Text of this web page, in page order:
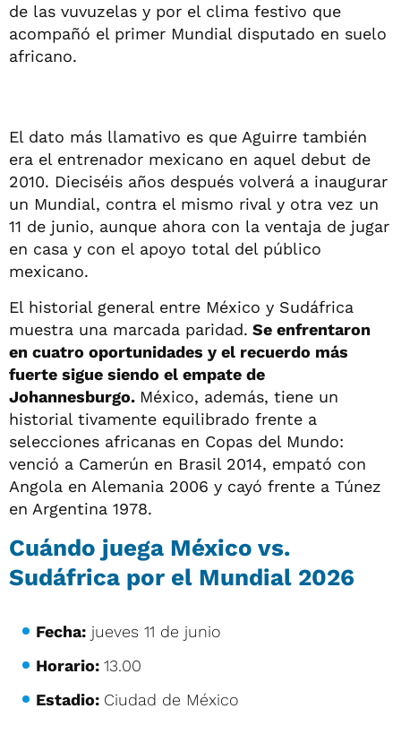
de las vuvuzelas y por el clima festivo que
acompañó el primer Mundial disputado en suelo
africano.
El dato más llamativo es que Aguirre también
era el entrenador mexicano en aquel debut de
2010. Dieciséis años después volverá a inaugurar
un Mundial, contra el mismo rival y otra vez un
11 de junio, aunque ahora con la ventaja de jugar
en casa y con el apoyo total del público
mexicano.
El historial general entre México y Sudáfrica
muestra una marcada paridad. Se enfrentaron
en cuatro oportunidades y el recuerdo más
fuerte sigue siendo el empate de
Johannesburgo. México, además, tiene un
historial tivamente equilibrado frente a
selecciones africanas en Copas del Mundo:
venció a Camerún en Brasil 2014, empató con
Angola en Alemania 2006 y cayó frente a Túnez
en Argentina 1978.
Cuándo juega México vs.
Sudáfrica por el Mundial 2026
Fecha: jueves 11 de junio
Horario: 13.00
Estadio: Ciudad de México